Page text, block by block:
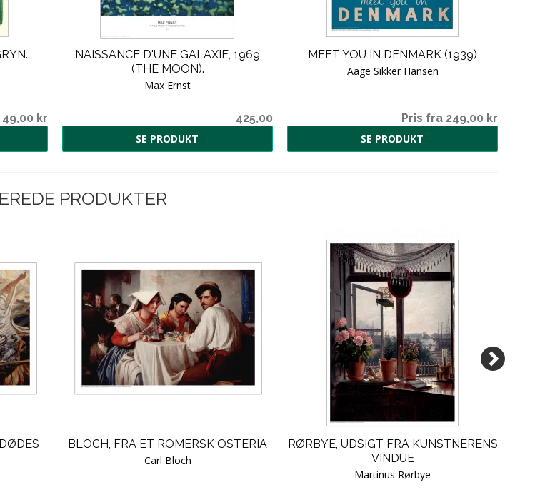
kr
NAISSANCE D'UNE GALAXIE, 1969
(THE MOON).
Max Ernst
425,00
SE PRODUKT
MEET YOU IN DENMARK (1939)
Aage Sikker Hansen
Pris fra 249,00 kr
SE PRODUKT
PRODUKTER
BLOCH, FRA ET ROMERSK OSTERIA
Carl Bloch
RØRBYE, UDSIGT FRA KUNSTNERENS
VINDUE
Martinus Rørbye